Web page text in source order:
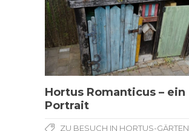
Hortus Romanticus – ein
Portrait
ZU BESUCH IN HORTUS-GÄRTEN